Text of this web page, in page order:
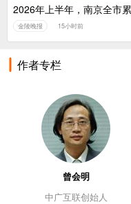
2026年上半年，南京全市
金陵晚报 15小时前
作者专栏
曾会明
中广互联创始人